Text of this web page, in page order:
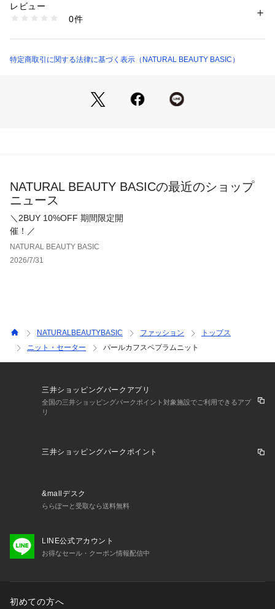
＜詳細＞
透け感・なし / 光沢・なし / 伸縮性・あり
生産国：中国製
洗濯：手洗い 漂白× アイロン150℃ ドライ× タンブル乾燥× 平干し ウェッ
※詳しい洗濯方法については、商品の品質表示タグをご覧ください
0175170340 （ショップ）
レビュー
0件
特定商取引に関する法律に基づく表示（NATURAL BEAUTY BASIC）
NATURAL BEAUTY BASICの最近のショップ
ニュース
＼2BUY 10%OFF 期間限定開
催！／
NATURAL BEAUTY BASIC
2026/7/31
NATURALBEAUTYBASIC ファッション
トップス
ニット・セーター
パールカフスペプラムニット
三井ショッピングパークアプリ
全国の三井ショッピングパークポイント対象施設でご利用できるアプ
リ
三井ショッピングパークポイント
&mallデスク
ららぽーと受取なら送料無料
LINE公式アカウント
お得なセール・クーポン情報配信中
初めての方へ